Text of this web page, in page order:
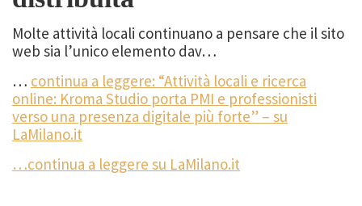
Molte attività locali continuano a pensare che il sito
web sia l’unico elemento dav…
… continua a leggere: “Attività locali e ricerca
online: Kroma Studio porta PMI e professionisti
verso una presenza digitale più forte” – su
LaMilano.it
…continua a leggere su LaMilano.it